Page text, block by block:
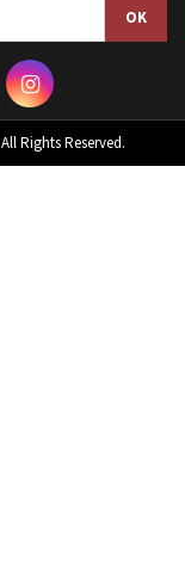
Rights Reserved.